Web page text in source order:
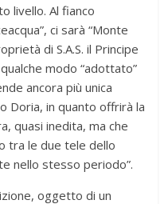
livello. Al fianco
ci sarà “Monte
di S.A.S. il Principe
modo “adottato”
ancora più unica
Doria, in quanto offrirà la
quasi inedita, ma che
tra le due tele dello
nello stesso periodo”.
oggetto di un